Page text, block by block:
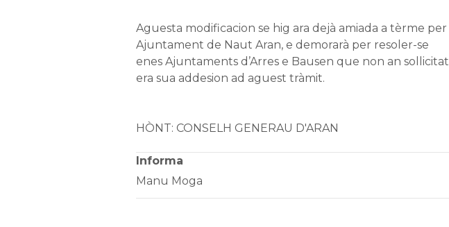
Aguesta modificacion se hig ara dejà amiada a tèrme per
Ajuntament de Naut Aran, e demorarà per resoler-se
enes Ajuntaments d’Arres e Bausen que non an sollicitat
era sua addesion ad aguest tràmit.
HÒNT: CONSELH GENERAU D'ARAN
Informa
Manu Moga